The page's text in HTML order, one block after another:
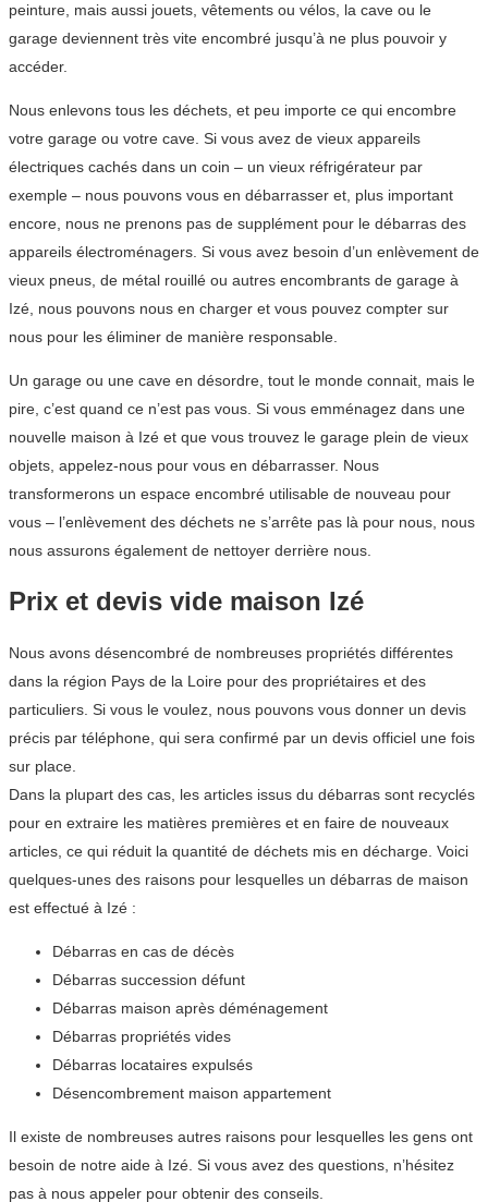
peinture, mais aussi jouets, vêtements ou vélos, la cave ou le
garage deviennent très vite encombré jusqu’à ne plus pouvoir y
accéder.
Nous enlevons tous les déchets, et peu importe ce qui encombre
votre garage ou votre cave. Si vous avez de vieux appareils
électriques cachés dans un coin – un vieux réfrigérateur par
exemple – nous pouvons vous en débarrasser et, plus important
encore, nous ne prenons pas de supplément pour le débarras des
appareils électroménagers. Si vous avez besoin d’un enlèvement de
vieux pneus, de métal rouillé ou autres encombrants de garage à
Izé, nous pouvons nous en charger et vous pouvez compter sur
nous pour les éliminer de manière responsable.
Un garage ou une cave en désordre, tout le monde connait, mais le
pire, c’est quand ce n’est pas vous. Si vous emménagez dans une
nouvelle maison à Izé et que vous trouvez le garage plein de vieux
objets, appelez-nous pour vous en débarrasser. Nous
transformerons un espace encombré utilisable de nouveau pour
vous – l’enlèvement des déchets ne s’arrête pas là pour nous, nous
nous assurons également de nettoyer derrière nous.
Prix et devis vide maison Izé
Nous avons désencombré de nombreuses propriétés différentes
dans la région Pays de la Loire pour des propriétaires et des
particuliers. Si vous le voulez, nous pouvons vous donner un devis
précis par téléphone, qui sera confirmé par un devis officiel une fois
sur place.
Dans la plupart des cas, les articles issus du débarras sont recyclés
pour en extraire les matières premières et en faire de nouveaux
articles, ce qui réduit la quantité de déchets mis en décharge. Voici
quelques-unes des raisons pour lesquelles un débarras de maison
est effectué à Izé :
Débarras en cas de décès
Débarras succession défunt
Débarras maison après déménagement
Débarras propriétés vides
Débarras locataires expulsés
Désencombrement maison appartement
Il existe de nombreuses autres raisons pour lesquelles les gens ont
besoin de notre aide à Izé. Si vous avez des questions, n’hésitez
pas à nous appeler pour obtenir des conseils.